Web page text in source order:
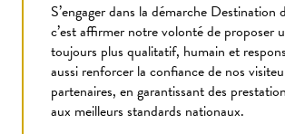
S’engager dans la démarche Destination
c’est affirmer notre volonté de proposer
toujours plus qualitatif, humain et
aussi renforcer la confiance de nos
partenaires, en garantissant des
aux meilleurs standards nationaux.